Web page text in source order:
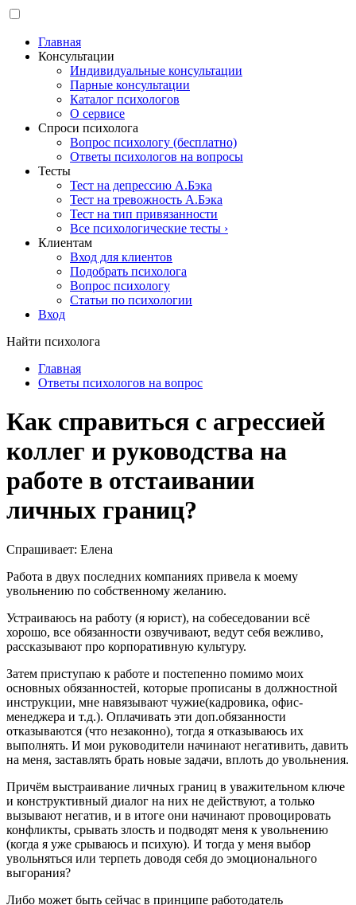
Главная
Консультации
Индивидуальные консультации
Парные консультации
Каталог психологов
О сервисе
Спроси психолога
Вопрос психологу (бесплатно)
Ответы психологов на вопросы
Тесты
Тест на депрессию А.Бэка
Тест на тревожность А.Бэка
Тест на тип привязанности
Все психологические тесты ›
Клиентам
Вход для клиентов
Подобрать психолога
Вопрос психологу
Статьи по психологии
Вход
Найти психолога
Главная
Ответы психологов на вопрос
Как справиться с агрессией
коллег и руководства на
работе в отстаивании
личных границ?
Спрашивает: Елена
Работа в двух последних компаниях привела к моему
увольнению по собственному желанию.
Устраиваюсь на работу (я юрист), на собеседовании всё
хорошо, все обязанности озвучивают, ведут себя вежливо,
рассказывают про корпоративную культуру.
Затем приступаю к работе и постепенно помимо моих
основных обязанностей, которые прописаны в должностной
инструкции, мне навязывают чужие(кадровика, офис-
менеджера и т.д.). Оплачивать эти доп.обязанности
отказываются (что незаконно), тогда я отказываюсь их
выполнять. И мои руководители начинают негативить, давить
на меня, заставлять брать новые задачи, вплоть до увольнения.
Причём выстраивание личных границ в уважительном ключе
и конструктивный диалог на них не действуют, а только
вызывают негатив, и в итоге они начинают провоцировать
конфликты, срывать злость и подводят меня к увольнению
(когда я уже срываюсь и психую). И тогда у меня выбор
увольняться или терпеть доводя себя до эмоционального
выгорания?
Либо может быть сейчас в принципе работодатель